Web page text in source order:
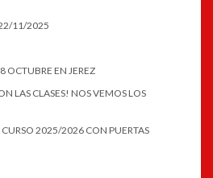
11/2025
OCTUBRE EN JEREZ
LAS CLASES! NOS VEMOS LOS
2025/2026 CON PUERTAS